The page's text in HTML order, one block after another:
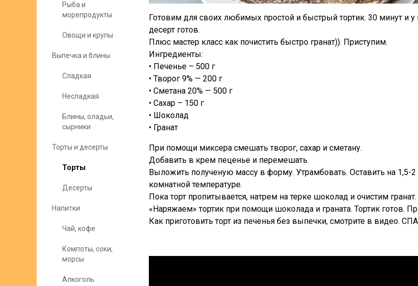
Рыба и
морепродукты
Овощи и крупы
Выпечка и блины
Сладкая
Несладкая
Блины, оладьи,
сырники
Торты и десерты
Торты
Десерты
Напитки
Чай, кофе
Компоты, соки,
морсы
Алкоголь
Готовим для своих любимых простой и быстрый тортик. 30 минут и у
десерт готов.
Плюс мастер класс как почистить быстро гранат)). Приступим.
Ингредиенты:
• Печенье – 500 г
• Творог 9% — 200 г
• Сметана 20% — 500 г
• Сахар – 150 г
• Шоколад
• Гранат
При помощи миксера смешать творог, сахар и сметану.
Добавить в крем пеценье и перемешать.
Выложить полученую массу в форму. Утрамбовать. Оставить на 1,5-2
комнатной температуре.
Пока торт пропитывается, натрем на терке шоколад и очистим гранат.
«Наряжаем» тортик при помощи шоколада и граната. Тортик готов.
Как приготовить торт из печенья без выпечки, смотрите в видео.